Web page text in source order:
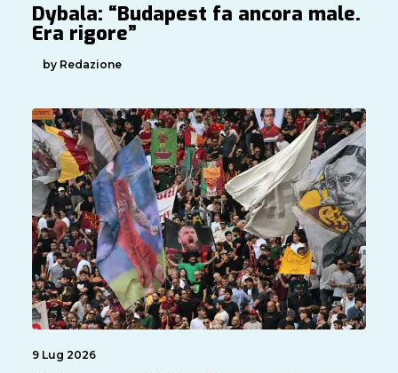
Dybala: “Budapest fa ancora male.
Era rigore”
by Redazione
9 Lug 2026